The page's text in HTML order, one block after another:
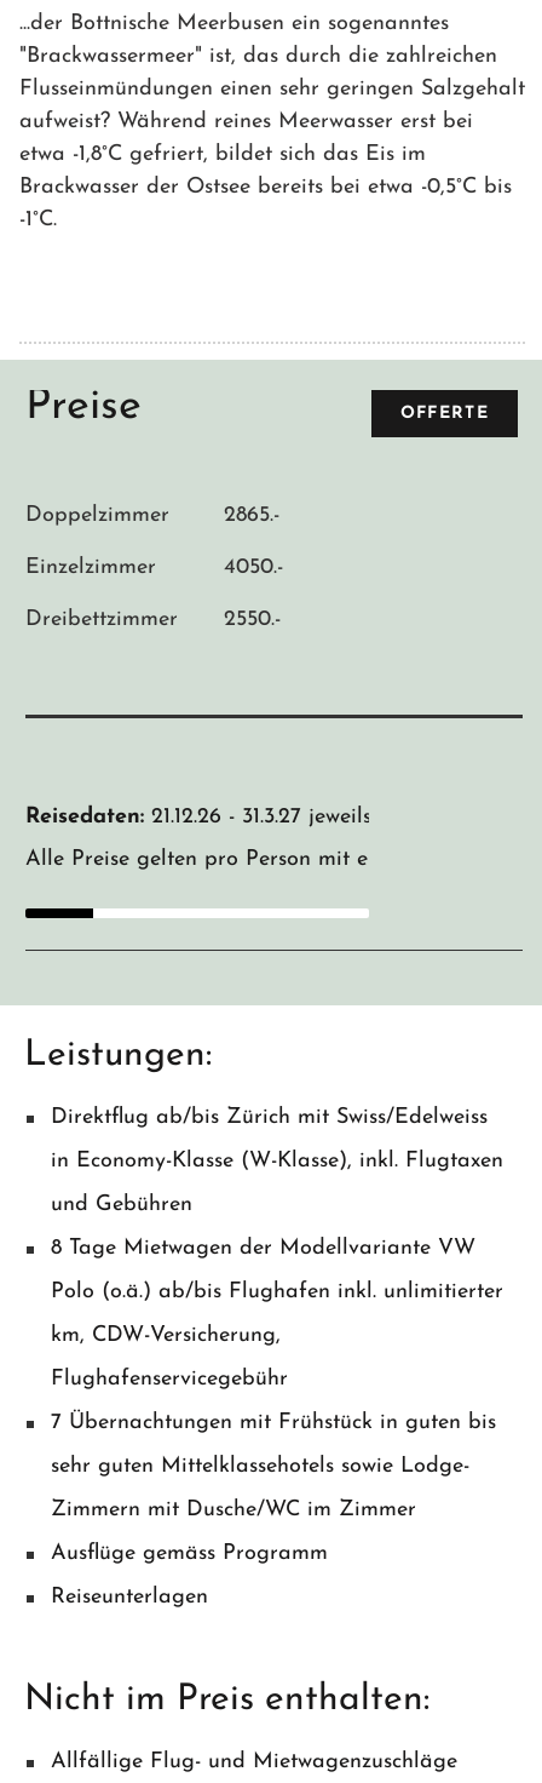
...der Bottnische Meerbusen ein sogenanntes
"Brackwassermeer" ist, das durch die zahlreichen
Flusseinmündungen einen sehr geringen Salzgehalt
aufweist? Während reines Meerwasser erst bei
etwa -1,8°C gefriert, bildet sich das Eis im
Brackwasser der Ostsee bereits bei etwa -0,5°C bis
-1°C.
OFFERTE
Preise
Doppelzimmer 2865.-
Einzelzimmer 4050.-
Dreibettzimmer 2550.-
Reisedaten: 21.12.26 - 31.3.27 jeweils Mo-Mo oder
Alle Preise gelten pro Person mit einem
Leistungen:
Direktflug ab/bis Zürich mit Swiss/Edelweiss
in Economy-Klasse (W-Klasse), inkl. Flugtaxen
und Gebühren
8 Tage Mietwagen der Modellvariante VW
Polo (o.ä.) ab/bis Flughafen inkl. unlimitierter
km, CDW-Versicherung,
Flughafenservicegebühr
7 Übernachtungen mit Frühstück in guten bis
sehr guten Mittelklassehotels sowie Lodge-
Zimmern mit Dusche/WC im Zimmer
Ausflüge gemäss Programm
Reiseunterlagen
Nicht im Preis enthalten:
Allfällige Flug- und Mietwagenzuschläge